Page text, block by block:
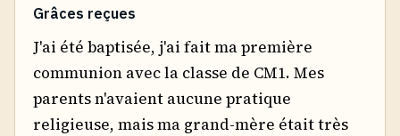
Grâces reçues
J'ai été baptisée, j'ai fait ma première
communion avec la classe de CM1. Mes
parents n'avaient aucune pratique
religieuse, mais ma grand-mère était très